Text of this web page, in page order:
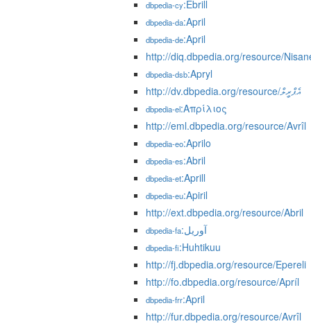
dbpedia-cy:Ebrill
dbpedia-da:April
dbpedia-de:April
http://diq.dbpedia.org/resource/
dbpedia-dsb:Apryl
http://dv.dbpedia.org/resource/އެޕްރީލް
dbpedia-el:Απρίλιος
http://eml.dbpedia.org/resource/Avrîl
dbpedia-eo:Aprilo
dbpedia-es:Abril
dbpedia-et:Aprill
dbpedia-eu:Apiril
http://ext.dbpedia.org/resource/Abril
dbpedia-fa :آوریل
dbpedia-fi:Huhtikuu
http://fj.dbpedia.org/resource/Epereli
http://fo.dbpedia.org/resource/Apríl
dbpedia-frr:April
http://fur.dbpedia.org/resource/Avrîl